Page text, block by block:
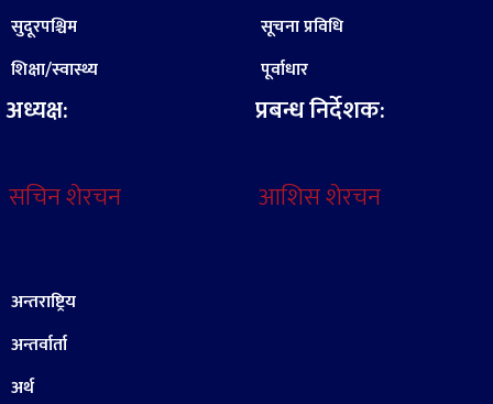
सुदूरपश्चिम
शिक्षा/स्वास्थ्य
अध्यक्ष:
सचिन शेरचन
सूचना प्रविधि
पूर्वाधार
प्रबन्ध निर्देशक:
आशिस शेरचन
अन्तराष्ट्रिय
अन्तर्वार्ता
अर्थ